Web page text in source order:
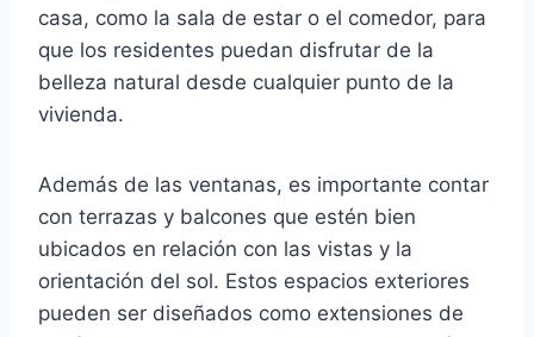
casa, como la sala de estar o el comedor, para
que los residentes puedan disfrutar de la
belleza natural desde cualquier punto de la
vivienda.
Además de las ventanas, es importante contar
con terrazas y balcones que estén bien
ubicados en relación con las vistas y la
orientación del sol. Estos espacios exteriores
pueden ser diseñados como extensiones de